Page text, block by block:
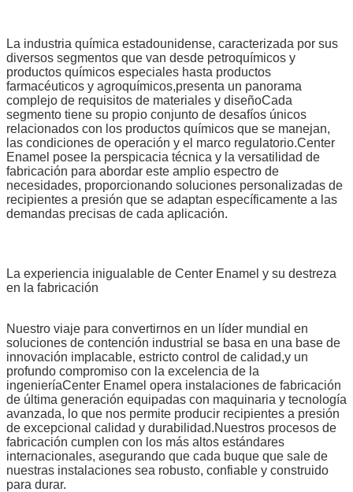
La industria química estadounidense, caracterizada por sus
diversos segmentos que van desde petroquímicos y
productos químicos especiales hasta productos
farmacéuticos y agroquímicos,presenta un panorama
complejo de requisitos de materiales y diseñoCada
segmento tiene su propio conjunto de desafíos únicos
relacionados con los productos químicos que se manejan,
las condiciones de operación y el marco regulatorio.Center
Enamel posee la perspicacia técnica y la versatilidad de
fabricación para abordar este amplio espectro de
necesidades, proporcionando soluciones personalizadas de
recipientes a presión que se adaptan específicamente a las
demandas precisas de cada aplicación.
La experiencia inigualable de Center Enamel y su destreza
en la fabricación
Nuestro viaje para convertirnos en un líder mundial en
soluciones de contención industrial se basa en una base de
innovación implacable, estricto control de calidad,y un
profundo compromiso con la excelencia de la
ingenieríaCenter Enamel opera instalaciones de fabricación
de última generación equipadas con maquinaria y tecnología
avanzada, lo que nos permite producir recipientes a presión
de excepcional calidad y durabilidad.Nuestros procesos de
fabricación cumplen con los más altos estándares
internacionales, asegurando que cada buque que sale de
nuestras instalaciones sea robusto, confiable y construido
para durar.